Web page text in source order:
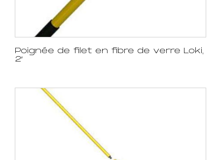
Poignée de filet en fibre de verre Loki,
2′